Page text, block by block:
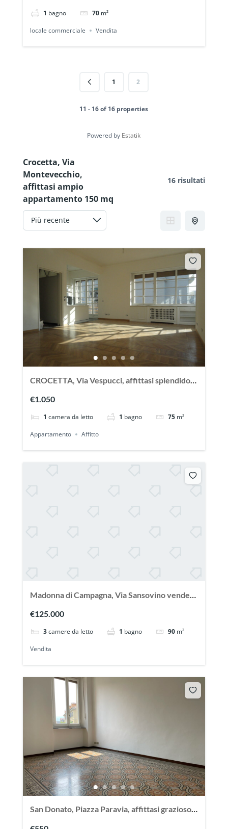
1 bagno 70 m²
locale commerciale
Vendita
1 2
11 - 16 of 16 properties
Powered by Estatik
Crocetta, Via
Montevecchio,
affittasi ampio
appartamento 150 mq
16 risultati
CROCETTA, Via Vespucci, affittasi splendido
€1.050
1 camera da letto 1 bagno 75 m²
Appartamento
Affitto
Madonna di Campagna, Via Sansovino vendesi
€125.000
3camere da letto 1 bagno 90 m²
Vendita
San Donato, Piazza Paravia, affittasi grazioso